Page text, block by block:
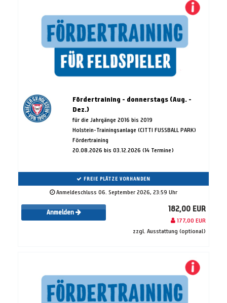
Fördertraining - donnerstags (Aug. -
Dez.)
für die Jahrgänge 2016 bis 2019
Holstein-Trainingsanlage (CITTI FUSSBALL PARK)
Fördertraining
20.08.2026 bis 03.12.2026 (14 Termine)
FREIE PLÄTZE VORHANDEN
Anmeldeschluss 06. September 2026, 23:59 Uhr
Anmelden 182,00 EUR
177,00 EUR
zzgl. Ausstattung (optional)